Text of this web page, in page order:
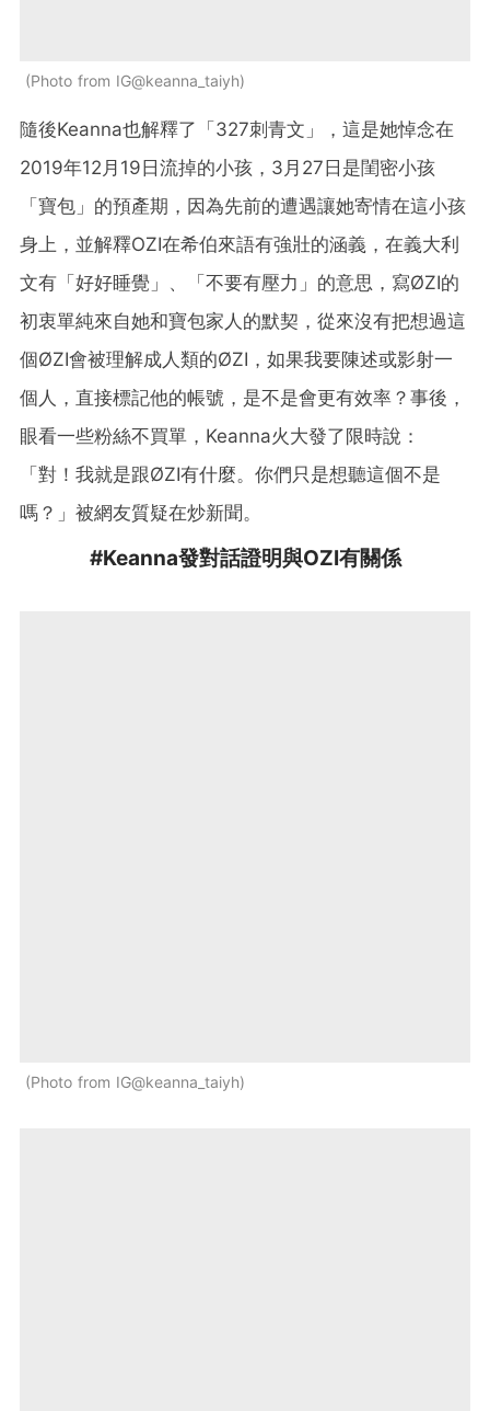
Photo from IG@keanna_taiyh
隨後Keanna也解釋了「327刺青文」，這是她悼念在
2019年12月19日流掉的小孩，3月27日是閨密小孩
「寶包」的預產期，因為先前的遭遇讓她寄情在這小孩
身上，並解釋OZI在希伯來語有強壯的涵義，在義大利
文有「好好睡覺」、「不要有壓力」的意思，寫ØZI的
初衷單純來自她和寶包家人的默契，從來沒有把想過這
個ØZI會被理解成人類的ØZI，如果我要陳述或影射一
個人，直接標記他的帳號，是不是會更有效率？事後，
眼看一些粉絲不買單，Keanna火大發了限時說：
「對！我就是跟ØZI有什麼。你們只是想聽這個不是
嗎？」被網友質疑在炒新聞。
#Keanna發對話證明與OZI有關係
Photo from IG@keanna_taiyh